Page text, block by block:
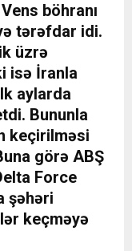
böhranı
tərəfdar idi.
üzrə
isə İranla
aylarda
Bununla
keçirilməsi
görə ABŞ
Force
şəhəri
keçməyə